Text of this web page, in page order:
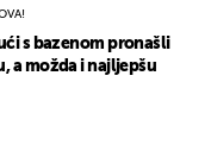
s bazenom pronašli
a možda i najljepšu